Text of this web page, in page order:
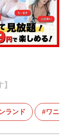
ランド ワニ族